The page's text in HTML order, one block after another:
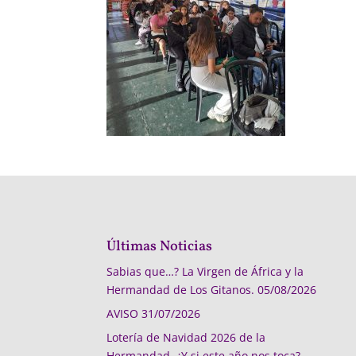
Últimas Noticias
Sabias que…? La Virgen de África y la
Hermandad de Los Gitanos. 05/08/2026
AVISO 31/07/2026
Lotería de Navidad 2026 de la